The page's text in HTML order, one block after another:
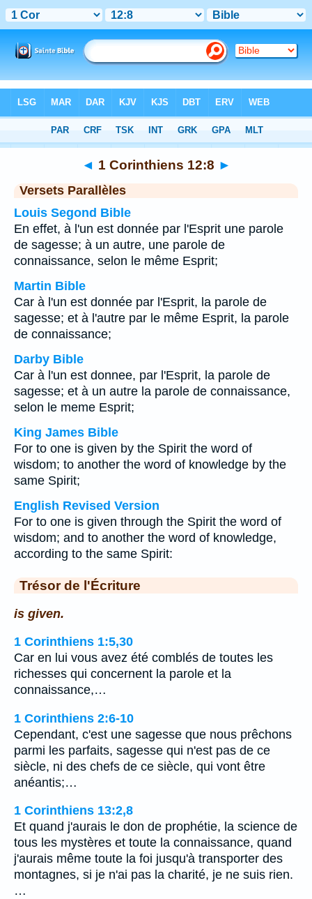
> Chapitre 12 > Verset 8
◄ 1 Corinthiens 12:8 ►
Versets Parallèles
Louis Segond Bible
En effet, à l'un est donnée par l'Esprit une parole
de sagesse; à un autre, une parole de
connaissance, selon le même Esprit;
Martin Bible
Car à l'un est donnée par l'Esprit, la parole de
sagesse; et à l'autre par le même Esprit, la parole
de connaissance;
Darby Bible
Car à l'un est donnee, par l'Esprit, la parole de
sagesse; et à un autre la parole de connaissance,
selon le meme Esprit;
King James Bible
For to one is given by the Spirit the word of
wisdom; to another the word of knowledge by the
same Spirit;
English Revised Version
For to one is given through the Spirit the word of
wisdom; and to another the word of knowledge,
according to the same Spirit:
Trésor de l'Écriture
is given.
1 Corinthiens 1:5,30
Car en lui vous avez été comblés de toutes les
richesses qui concernent la parole et la
connaissance,…
1 Corinthiens 2:6-10
Cependant, c'est une sagesse que nous prêchons
parmi les parfaits, sagesse qui n'est pas de ce
siècle, ni des chefs de ce siècle, qui vont être
anéantis;…
1 Corinthiens 13:2,8
Et quand j'aurais le don de prophétie, la science de
tous les mystères et toute la connaissance, quand
j'aurais même toute la foi jusqu'à transporter des
montagnes, si je n'ai pas la charité, je ne suis rien.
…